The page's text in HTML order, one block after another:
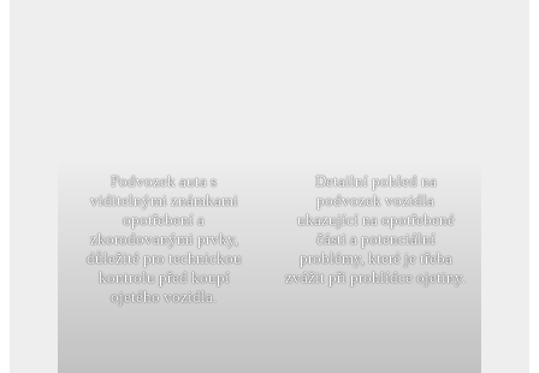
Podvozek auta s
viditelnými známkami
opotřebení a
zkorodovanými prvky,
důležité pro technickou
kontrolu před koupí
ojetého vozidla.
Detailní pohled na
podvozek vozidla
ukazující na opotřebené
části a potenciální
problémy, které je třeba
zvážit při prohlídce ojetiny.